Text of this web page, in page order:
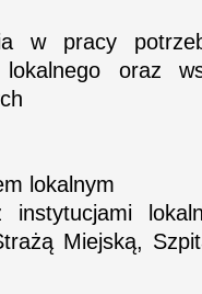
w pracy
oraz
lokalnym
instytucjami
Miejską,